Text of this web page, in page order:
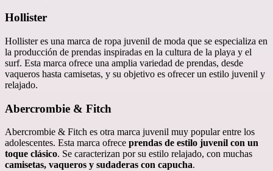
Hollister
Hollister es una marca de ropa juvenil de moda que se especializa en
la producción de prendas inspiradas en la cultura de la playa y el
surf. Esta marca ofrece una amplia variedad de prendas, desde
vaqueros hasta camisetas, y su objetivo es ofrecer un estilo juvenil y
relajado.
Abercrombie & Fitch
Abercrombie & Fitch es otra marca juvenil muy popular entre los
adolescentes. Esta marca ofrece prendas de estilo juvenil con un
toque clásico. Se caracterizan por su estilo relajado, con muchas
camisetas, vaqueros y sudaderas con capucha.